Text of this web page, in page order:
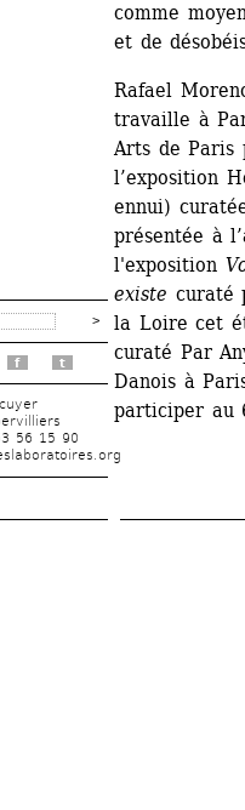
f t
56 15 90
comme
et de
Rafael
travaille à
Arts de Paris
l’exposition
ennui)
présentée à
l'exposition
existe curaté
la Loire cet
curaté Par
Danois à
participer au